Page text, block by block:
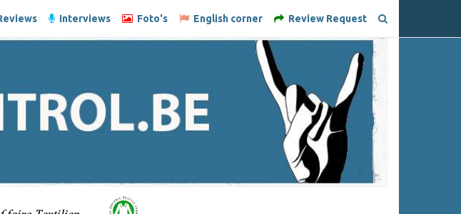
Interviews Foto's English corner Review Request